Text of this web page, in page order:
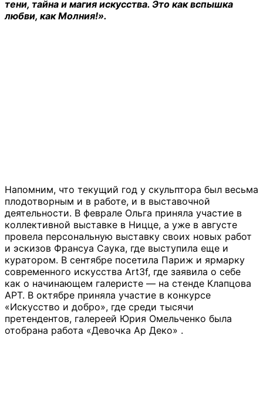
тени, тайна и магия искусства. Это как вспышка
любви, как Молния!».
Напомним, что текущий год у скульптора был весьма
плодотворным и в работе, и в выставочной
деятельности. В феврале Ольга приняла участие в
коллективной выставке в Ницце, а уже в августе
провела персональную выставку своих новых работ
и эскизов Франсуа Саука, где выступила еще и
куратором. В сентябре посетила Париж и ярмарку
современного искусства Art3f, где заявила о себе
как о начинающем галеристе — на стенде Клапцова
АРТ. В октябре приняла участие в конкурсе
«Искусство и добро», где среди тысячи
претендентов, галереей Юрия Омельченко была
отобрана работа «Девочка Ар Деко» .